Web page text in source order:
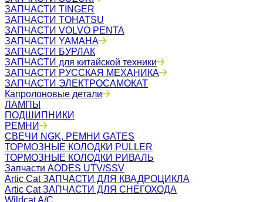
ЗАПЧАСТИ TINGER
ЗАПЧАСТИ TOHATSU
ЗАПЧАСТИ VOLVO PENTA
ЗАПЧАСТИ YAMAHA
ЗАПЧАСТИ БУРЛАК
ЗАПЧАСТИ для китайской техники
ЗАПЧАСТИ РУССКАЯ МЕХАНИКА
ЗАПЧАСТИ ЭЛЕКТРОСАМОКАТ
Капролоновые детали
ЛАМПЫ
ПОДШИПНИКИ
РЕМНИ
СВЕЧИ NGK, РЕМНИ GATES
ТОРМОЗНЫЕ КОЛОДКИ PULLER
ТОРМОЗНЫЕ КОЛОДКИ РИВАЛЬ
Запчасти AODES UTV/SSV
Artic Cat ЗАПЧАСТИ ДЛЯ КВАДРОЦИКЛА
Artic Cat ЗАПЧАСТИ ДЛЯ СНЕГОХОДА
Wildcat A/C